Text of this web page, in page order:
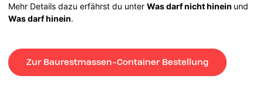
Mehr Details dazu erfährst du unterWas darf nicht hinein und
Was darf hinein.
Zur Baurestmassen-Container Bestellung